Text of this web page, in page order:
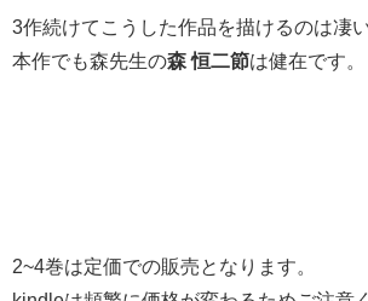
3作続けてこうした作品を描けるのは凄い
本作でも森先生の森 恒二節は健在です。
2~4巻は定価での販売となります。